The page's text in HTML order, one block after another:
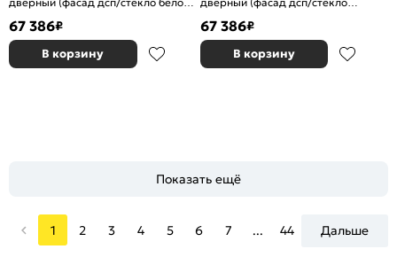
67 386₽
В корзину
Белый снег
67 386₽
В корзину
Показать ещё
1 2 3 4 5 6 7 ... 44 Дальше